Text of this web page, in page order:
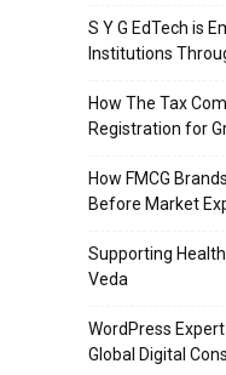
S Y G EdTech is
Institutions
How The Tax
Registration for
How FMCG
Before Market
Supporting
Veda
WordPress
Global Digital